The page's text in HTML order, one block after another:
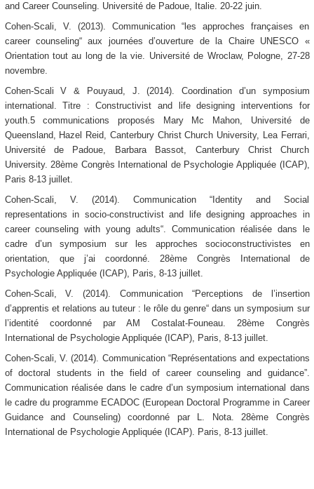
and Career Counseling. Université de Padoue, Italie. 20-22 juin.
Cohen-Scali, V. (2013). Communication “les approches françaises en
career counseling“ aux journées d’ouverture de la Chaire UNESCO «
Orientation tout au long de la vie. Université de Wroclaw, Pologne, 27-28
novembre.
Cohen-Scali V & Pouyaud, J. (2014). Coordination d’un symposium
international. Titre : Constructivist and life designing interventions for
youth.5 communications proposés Mary Mc Mahon, Université de
Queensland, Hazel Reid, Canterbury Christ Church University, Lea Ferrari,
Université de Padoue, Barbara Bassot, Canterbury Christ Church
University. 28ème Congrès International de Psychologie Appliquée (ICAP),
Paris 8-13 juillet.
Cohen-Scali, V. (2014). Communication “Identity and Social
representations in socio-constructivist and life designing approaches in
career counseling with young adults“. Communication réalisée dans le
cadre d’un symposium sur les approches socioconstructivistes en
orientation, que j’ai coordonné. 28ème Congrès International de
Psychologie Appliquée (ICAP), Paris, 8-13 juillet.
Cohen-Scali, V. (2014). Communication “Perceptions de l’insertion
d’apprentis et relations au tuteur : le rôle du genre“ dans un symposium sur
l’identité coordonné par AM Costalat-Founeau. 28ème Congrès
International de Psychologie Appliquée (ICAP), Paris, 8-13 juillet.
Cohen-Scali, V. (2014). Communication “Représentations and expectations
of doctoral students in the field of career counseling and guidance”.
Communication réalisée dans le cadre d’un symposium international dans
le cadre du programme ECADOC (European Doctoral Programme in Career
Guidance and Counseling) coordonné par L. Nota. 28ème Congrès
International de Psychologie Appliquée (ICAP). Paris, 8-13 juillet.